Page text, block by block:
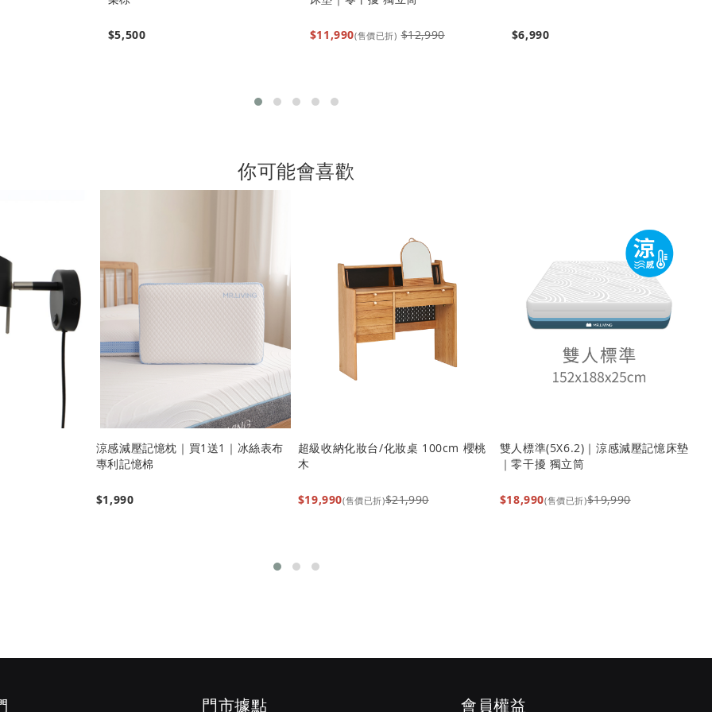
$5,500 $11,990(售價已折) $12,990 $6,990
你可能會喜歡
涼感減壓記憶枕｜買1送1｜冰絲表布
專利記憶棉
$1,990
超級收納化妝台/化妝桌 100cm 櫻桃
木
$19,990(售價已折)$21,990
雙人標準(5X6.2)｜涼感減壓記憶床墊
｜零干擾 獨立筒
$18,990(售價已折)$19,990
門市據點 會員權益